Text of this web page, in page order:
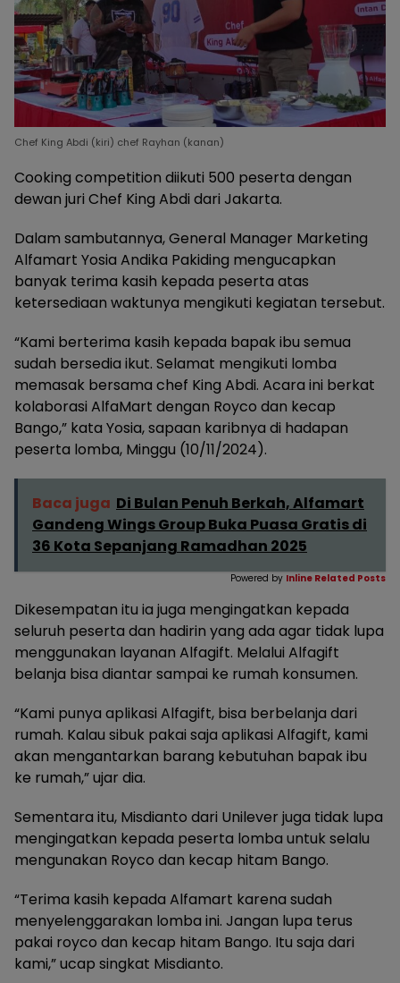
Chef King Abdi (kiri) chef Rayhan (kanan)
Cooking competition diikuti 500 peserta dengan
dewan juri Chef King Abdi dari Jakarta.
Dalam sambutannya, General Manager Marketing
Alfamart Yosia Andika Pakiding mengucapkan
banyak terima kasih kepada peserta atas
ketersediaan waktunya mengikuti kegiatan tersebut.
“Kami berterima kasih kepada bapak ibu semua
sudah bersedia ikut. Selamat mengikuti lomba
memasak bersama chef King Abdi. Acara ini berkat
kolaborasi AlfaMart dengan Royco dan kecap
Bango,” kata Yosia, sapaan karibnya di hadapan
peserta lomba, Minggu (10/11/2024).
Baca juga Di Bulan Penuh Berkah, Alfamart
Gandeng Wings Group Buka Puasa Gratis di
36 Kota Sepanjang Ramadhan 2025
Powered by Inline Related Posts
Dikesempatan itu ia juga mengingatkan kepada
seluruh peserta dan hadirin yang ada agar tidak lupa
menggunakan layanan Alfagift. Melalui Alfagift
belanja bisa diantar sampai ke rumah konsumen.
“Kami punya aplikasi Alfagift, bisa berbelanja dari
rumah. Kalau sibuk pakai saja aplikasi Alfagift, kami
akan mengantarkan barang kebutuhan bapak ibu
ke rumah,” ujar dia.
Sementara itu, Misdianto dari Unilever juga tidak lupa
mengingatkan kepada peserta lomba untuk selalu
mengunakan Royco dan kecap hitam Bango.
“Terima kasih kepada Alfamart karena sudah
menyelenggarakan lomba ini. Jangan lupa terus
pakai royco dan kecap hitam Bango. Itu saja dari
kami,” ucap singkat Misdianto.